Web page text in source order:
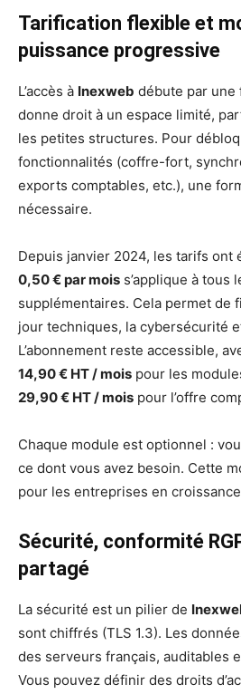
Tarification flexible et
puissance progressive
L’accès à Inexweb débute par une
donne droit à un espace limité,
les petites structures. Pour
fonctionnalités (coffre-fort,
exports comptables, etc.), une
nécessaire.
Depuis janvier 2024, les tarifs ont
0,50 € par mois s’applique à tous
supplémentaires. Cela permet de
jour techniques, la cybersécurité
L’abonnement reste accessible,
14,90 € HT / mois pour les
29,90 € HT / mois pour l’offre
Chaque module est optionnel :
ce dont vous avez besoin. Cette
pour les entreprises en
Sécurité, conformité
partagé
La sécurité est un pilier de
sont chiffrés (TLS 1.3). Les
des serveurs français, auditables
Vous pouvez définir des droits